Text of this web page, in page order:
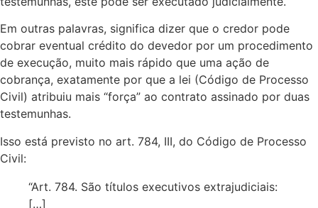
Em outras palavras, significa dizer que o credor pode
cobrar eventual crédito do devedor por um procedimento
de execução, muito mais rápido que uma ação de
cobrança, exatamente por que a lei (Código de Processo
Civil) atribuiu mais “força” ao contrato assinado por duas
testemunhas.
Isso está previsto no art. 784, III, do Código de Processo
Civil:
“Art. 784. São títulos executivos extrajudiciais:
[…]